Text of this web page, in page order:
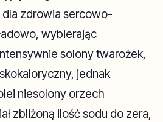
zdrowia sercowo-
wybierając
solony twarożek,
jednak
niesolony orzech
zbliżoną ilość sodu do zera,